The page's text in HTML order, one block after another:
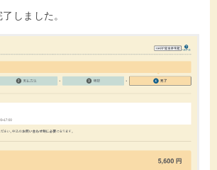
しました。